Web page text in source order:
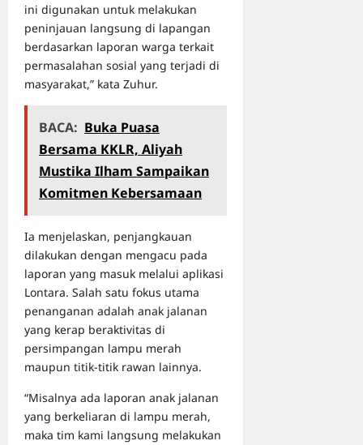
ini digunakan untuk melakukan
peninjauan langsung di lapangan
berdasarkan laporan warga terkait
permasalahan sosial yang terjadi di
masyarakat,” kata Zuhur.
BACA: Buka Puasa
Bersama KKLR, Aliyah
Mustika Ilham Sampaikan
Komitmen Kebersamaan
Ia menjelaskan, penjangkauan
dilakukan dengan mengacu pada
laporan yang masuk melalui aplikasi
Lontara. Salah satu fokus utama
penanganan adalah anak jalanan
yang kerap beraktivitas di
persimpangan lampu merah
maupun titik-titik rawan lainnya.
“Misalnya ada laporan anak jalanan
yang berkeliaran di lampu merah,
maka tim kami langsung melakukan